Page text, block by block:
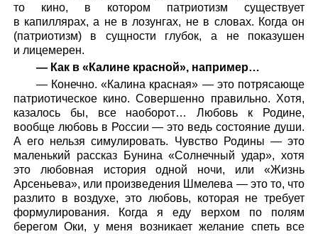
то кино, в котором патриотизм существует
в капиллярах, а не в лозунгах, не в словах. Когда он
(патриотизм) в сущности глубок, а не показушен
и лицемерен.
— Как в «Калине красной», например…
— Конечно. «Калина красная» — это потрясающе
патриотическое кино. Совершенно правильно. Хотя,
казалось бы, все наоборот… Любовь к Родине,
вообще любовь в России — это ведь состояние души.
А его нельзя симулировать. Чувство Родины — это
маленький рассказ Бунина «Солнечный удар», хотя
это любовная история одной ночи, или «Жизнь
Арсеньева», или произведения Шмелева — это то, что
разлито в воздухе, это любовь, которая не требует
формулирования. Когда я еду верхом по полям
берегом Оки, у меня возникает желание спеть все